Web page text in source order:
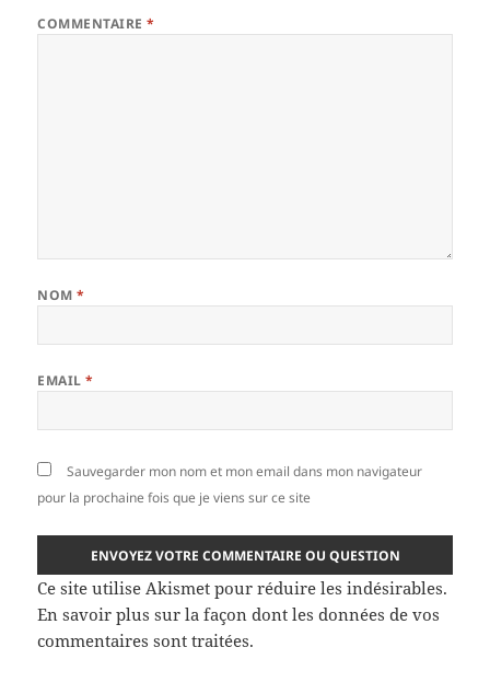
COMMENTAIRE*
NOM*
EMAIL*
Sauvegarder mon nom et mon email dans mon navigateur
pour la prochaine fois que je viens sur ce site
Ce site utilise Akismet pour réduire les indésirables.
En savoir plus sur la façon dont les données de vos
commentaires sont traitées.